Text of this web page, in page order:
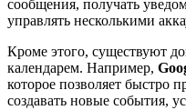
сообщения, получать
управлять несколькими
Кроме этого, существуют
календарем. Например,
которое позволяет быстро
создавать новые события,